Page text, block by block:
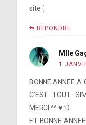
site (:
RÉPONDRE
Mlle
1
BONNE ANNEE A
C’EST TOUT
MERCI ^^ ♥ :D
ET BONNE